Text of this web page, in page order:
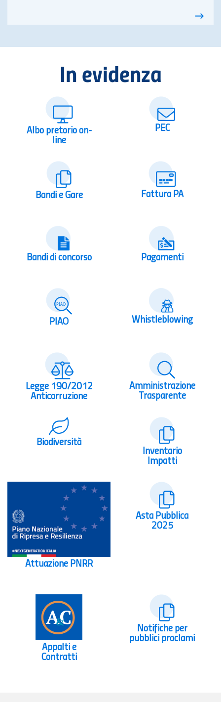
In evidenza
Albo pretorio on-
line
PEC
Bandi e Gare Fattura PA
Bandi di concorso Pagamenti
PIAO Whistleblowing
Legge 190/2012
Anticorruzione
Amministrazione
Trasparente
Biodiversità
Inventario
Impatti
Attuazione PNRR
Asta Pubblica
2025
Appalti e
Contratti
Notifiche per
pubblici proclami